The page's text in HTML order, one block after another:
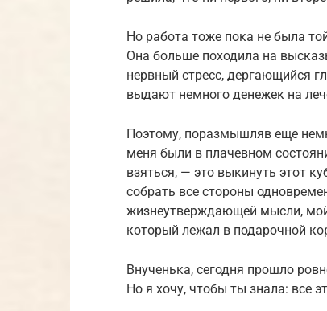
Но работа тоже пока не была
Она больше походила на
нервный стресс, дергающийся
выдают немного денежек на
Поэтому, поразмышляв еще
меня были в плачевном
взяться, — это выкинуть этот
собрать все стороны
жизнеутверждающей мысли,
который лежал в подарочной
Внученька, сегодня прошло
Но я хочу, чтобы ты знала: все